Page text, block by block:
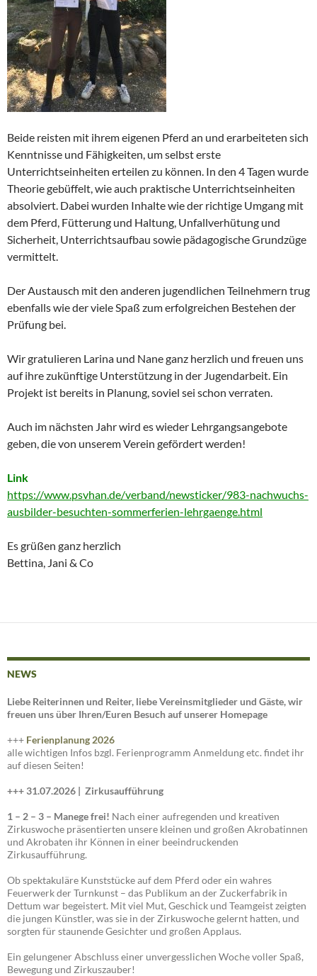
Beide reisten mit ihrem eigenen Pferd an und erarbeiteten sich
Kenntnisse und Fähigkeiten, um selbst erste
Unterrichtseinheiten erteilen zu können. In den 4 Tagen wurde
Theorie gebüffelt, wie auch praktische Unterrichtseinheiten
absolviert. Dabei wurden Inhalte wie der richtige Umgang mit
dem Pferd, Fütterung und Haltung, Unfallverhütung und
Sicherheit, Unterrichtsaufbau sowie pädagogische Grundzüge
vermittelt.
Der Austausch mit den anderen jugendlichen Teilnehmern trug
ebenfalls wie der viele Spaß zum erfolgreichen Bestehen der
Prüfung bei.
Wir gratulieren Larina und Nane ganz herzlich und freuen uns
auf ihre zukünftige Unterstützung in der Jugendarbeit. Ein
Projekt ist bereits in Planung, soviel sei schon verraten.
Auch im nächsten Jahr wird es wieder Lehrgangsangebote
geben, die von unserem Verein gefördert werden!
Link
https://www.psvhan.de/verband/newsticker/983-nachwuchs-
ausbilder-besuchten-sommerferien-lehrgaenge.html
Es grüßen ganz herzlich
Bettina, Jani & Co
NEWS
Liebe Reiterinnen und Reiter, liebe Vereinsmitglieder und Gäste, wir
freuen uns über Ihren/Euren Besuch auf unserer Homepage
+++ Ferienplanung 2026
alle wichtigen Infos bzgl. Ferienprogramm Anmeldung etc. findet ihr
auf diesen Seiten!
+++ 31.07.2026 | Zirkusaufführung
1 – 2 – 3 – Manege frei! Nach einer aufregenden und kreativen
Zirkuswoche präsentierten unsere kleinen und großen Akrobatinnen
und Akrobaten ihr Können in einer beeindruckenden
Zirkusaufführung.
Ob spektakuläre Kunststücke auf dem Pferd oder ein wahres
Feuerwerk der Turnkunst – das Publikum an der Zuckerfabrik in
Dettum war begeistert. Mit viel Mut, Geschick und Teamgeist zeigten
die jungen Künstler, was sie in der Zirkuswoche gelernt hatten, und
sorgten für staunende Gesichter und großen Applaus.
Ein gelungener Abschluss einer unvergesslichen Woche voller Spaß,
Bewegung und Zirkuszauber!